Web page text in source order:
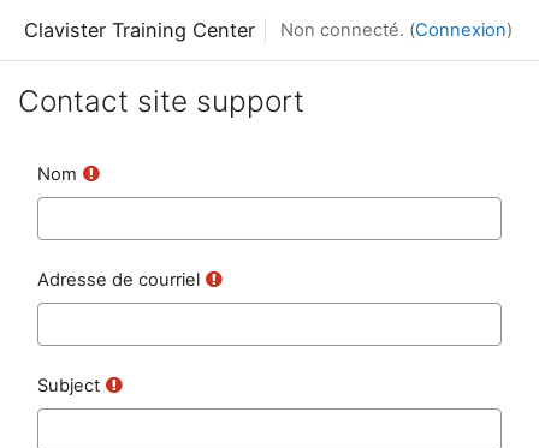
Clavister Training Center Non connecté. (Connexion)
Contact site support
Nom
Adresse de courriel
Subject